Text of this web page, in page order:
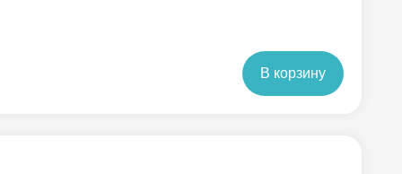
В корзину